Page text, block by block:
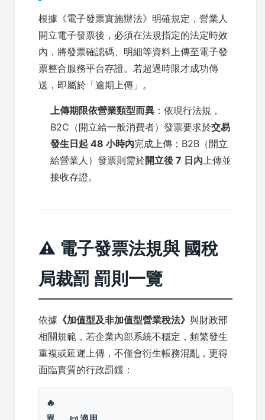
根據《電子發票實施辦法》明確規定，營業人
開立電子發票後，必須在法規指定的法定時效
內，將發票確認碼、明細等資料上傳至電子發
票整合服務平台存證。若超過時限才成功傳
送，即屬於「逾期上傳」。
上傳期限依營業類型而異 ：依現行法規，
B2C（開立給一般消費者）發票要求於交易
發生日起 48 小時內完成上傳；B2B（開立
給營業人）發票則需於開立後 7 日內上傳並
接收存證。
⚠️ 電子發票法規與 國稅
局裁罰 罰則一覽
依據 《加值型及非加值型營業稅法》 與財政部
相關規範，若企業內部系統不穩定，頻繁發生
重複或延遲上傳，不僅會衍生帳務混亂，更得
面臨實質的行政罰鍰：
🔥